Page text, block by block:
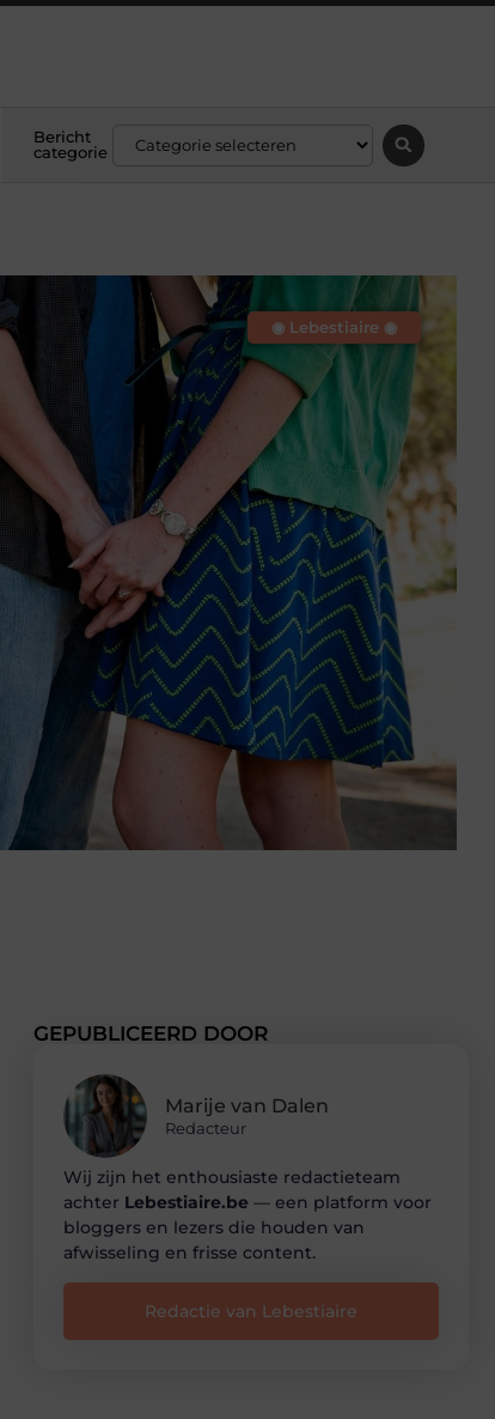
Bericht
categorie
◉ Lebestiaire ◉
GEPUBLICEERD DOOR
Marije van Dalen
Redacteur
Wij zijn het enthousiaste redactieteam
achter Lebestiaire.be — een platform voor
bloggers en lezers die houden van
afwisseling en frisse content.
Redactie van Lebestiaire